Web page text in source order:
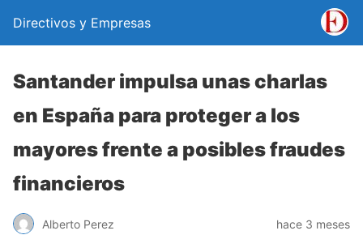
Directivos y Empresas
Santander impulsa unas charlas
en España para proteger a los
mayores frente a posibles fraudes
financieros
Alberto Perez hace 3 meses